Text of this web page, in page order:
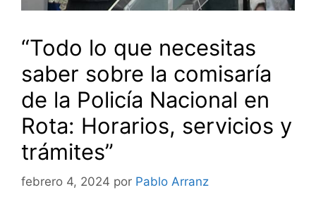
“Todo lo que necesitas
saber sobre la comisaría
de la Policía Nacional en
Rota: Horarios, servicios y
trámites”
febrero 4, 2024 por Pablo Arranz